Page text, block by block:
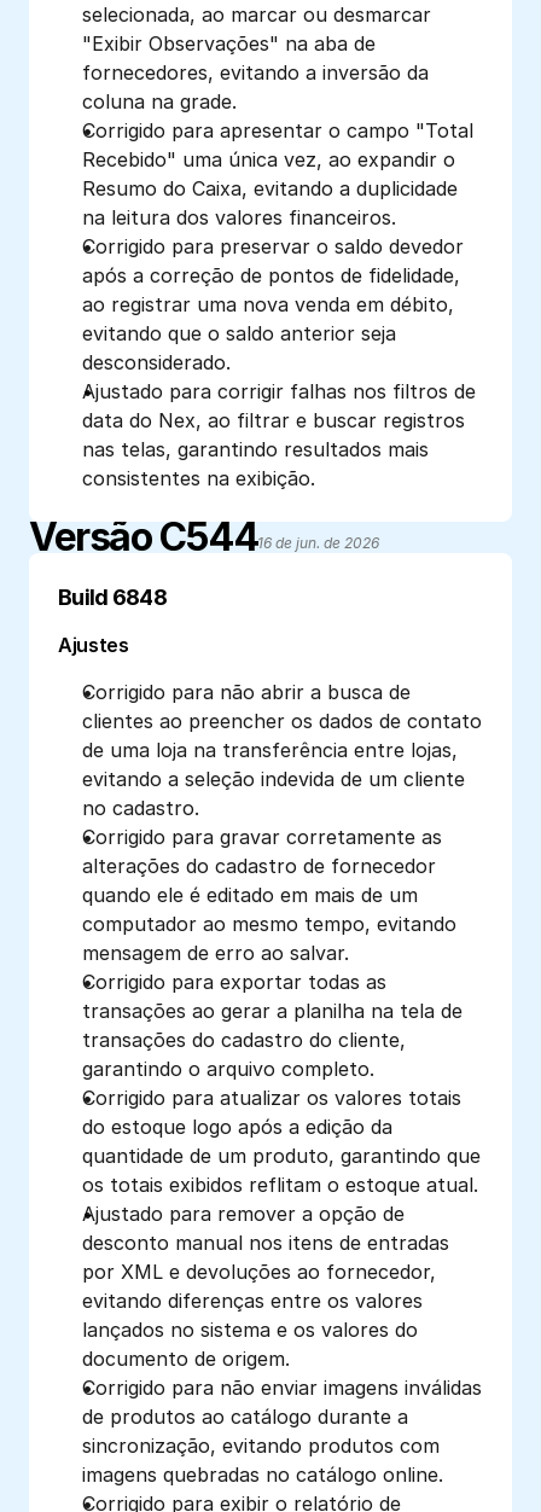
selecionada, ao marcar ou desmarcar
"Exibir Observações" na aba de
fornecedores, evitando a inversão da
coluna na grade.
Corrigido para apresentar o campo "Total
Recebido" uma única vez, ao expandir o
Resumo do Caixa, evitando a duplicidade
na leitura dos valores financeiros.
Corrigido para preservar o saldo devedor
após a correção de pontos de fidelidade,
ao registrar uma nova venda em débito,
evitando que o saldo anterior seja
desconsiderado.
Ajustado para corrigir falhas nos filtros de
data do Nex, ao filtrar e buscar registros
nas telas, garantindo resultados mais
consistentes na exibição.
Versão C54416 de jun. de 2026
Build 6848
Ajustes
Corrigido para não abrir a busca de
clientes ao preencher os dados de contato
de uma loja na transferência entre lojas,
evitando a seleção indevida de um cliente
no cadastro.
Corrigido para gravar corretamente as
alterações do cadastro de fornecedor
quando ele é editado em mais de um
computador ao mesmo tempo, evitando
mensagem de erro ao salvar.
Corrigido para exportar todas as
transações ao gerar a planilha na tela de
transações do cadastro do cliente,
garantindo o arquivo completo.
Corrigido para atualizar os valores totais
do estoque logo após a edição da
quantidade de um produto, garantindo que
os totais exibidos reflitam o estoque atual.
Ajustado para remover a opção de
desconto manual nos itens de entradas
por XML e devoluções ao fornecedor,
evitando diferenças entre os valores
lançados no sistema e os valores do
documento de origem.
Corrigido para não enviar imagens inválidas
de produtos ao catálogo durante a
sincronização, evitando produtos com
imagens quebradas no catálogo online.
Corrigido para exibir o relatório de